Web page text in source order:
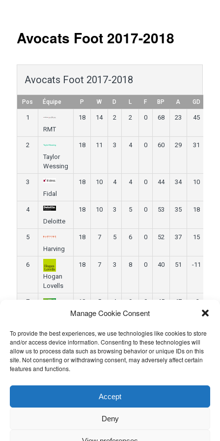
Manage Cookie Consent
To provide the best experiences, we use technologies like cookies to store
and/or access device information. Consenting to these technologies will
allow us to process data such as browsing behavior or unique IDs on this
site. Not consenting or withdrawing consent, may adversely affect certain
features and functions.
Accept
Deny
Avocats Foot 2017-2018
Avocats Foot 2017-2018
Pos Équipe P W D L F BP A GD
1
RMT
18 14 2 2 0 68 23 45
2
Taylor
Wessing
18 11 3 4 0 60 29 31
3
Fidal
18 10 4 4 0 44 34 10
4
Deloitte
18 10 3 5 0 53 35 18
5
Harving
18 7 5 6 0 52 37 15
6
Hogan
Lovells
18 7 3 8 0 40 51 -11
7
18 5 4 9 0 45 47 -2
Gide
18 3 4 11 23 45 -22
TNDA
Ce contenu a été publié parAdmin. Mettez-le en favori avec son